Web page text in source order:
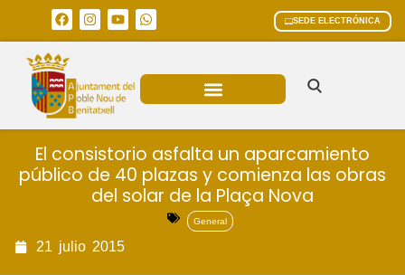
SEDE ELECTRÓNICA
El consistorio asfalta un aparcamiento
público de 40 plazas y comienza las obras
del solar de la Plaça Nova
General
21 julio 2015